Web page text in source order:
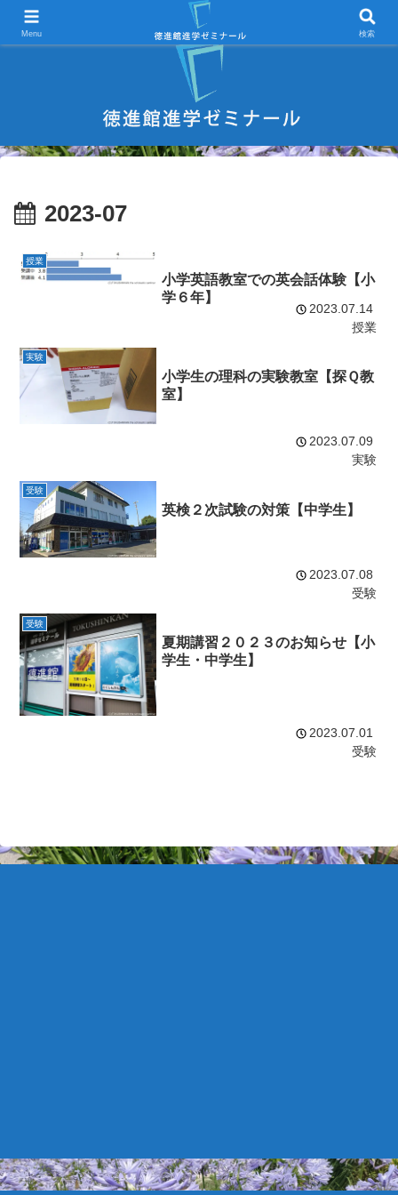
宇部市 学習塾 中学受験 高校受験 大学受験 進学塾 試験対策
2023-07
授業
小学英語教室での英会話体験【小
学６年】
2023.07.14
授業
実験
小学生の理科の実験教室【探Ｑ教
室】
2023.07.09
実験
受験
英検２次試験の対策【中学生】
2023.07.08
受験
受験
夏期講習２０２３のお知らせ【小
学生・中学生】
2023.07.01
受験
Menu 検索